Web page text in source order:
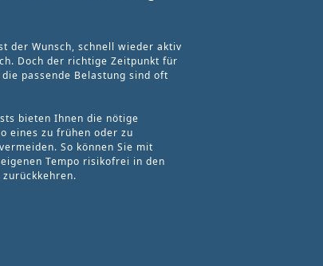
der Wunsch, schnell wieder aktiv
Doch der richtige Zeitpunkt für
passende Belastung sind oft
bieten Ihnen die nötige
eines zu frühen oder zu
So können Sie mit
Tempo risikofrei in den